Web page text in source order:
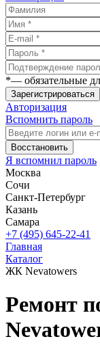
*— обязательные
Зарегистрироваться
Авторизация
Вспомнить пароль
Восстановить
Я вспомнил пароль
Москва
Сочи
Санкт-Петербург
Казань
Самара
+7 (495) 645-22-41
Главная
Каталог
ЖК Nevatowers
Ремонт